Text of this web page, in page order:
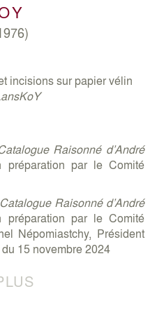
incisions sur papier vélin
Raisonné d’André
par le Comité
Catalogue Raisonné d’André
par le Comité
Népomiastchy, Président
15 novembre 2024